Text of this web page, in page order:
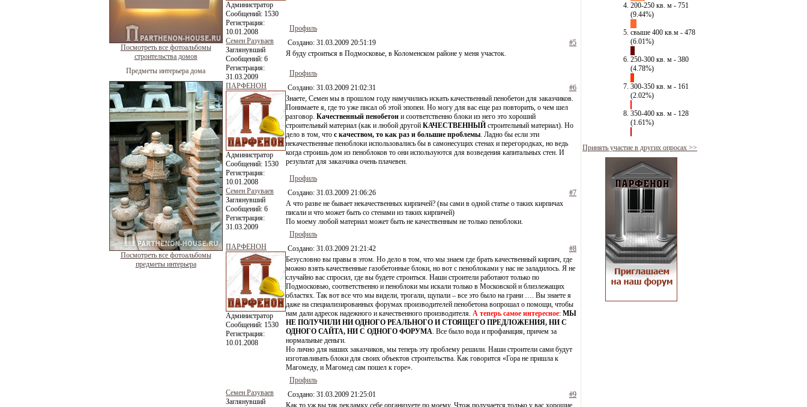
Посмотреть все фотоальбомы
строительства домов
Предметы интерьера дома
Посмотреть все фотоальбомы
предметы интерьера
Администратор
Сообщений: 1530
Регистрация:
10.01.2008
Профиль
Семен Разуваев
Заглянувший
Сообщений: 6
Регистрация:
31.03.2009
Создано: 31.03.2009 20:51:19
#5
Я буду строиться в Подмосковье, в Коломенском районе у меня участок.
Профиль
ПАРФЕНОН
Администратор
Сообщений: 1530
Регистрация:
10.01.2008
Создано: 31.03.2009 21:02:31
#6
Знаете, Семен мы в прошлом году намучились искать качественный пенобетон для заказчиков.
Понимаете я, где то уже писал об этой эпопеи. Но могу для вас еще раз повторить, о чем шел
разговор. Качественный пенобетон и соответственно блоки из него это хороший
строительный материал (как и любой другой КАЧЕСТВЕННЫЙ строительный материал). Но
дело в том, что с качеством, то как раз и большие проблемы. Ладно бы если эти
некачественные пеноблоки использовались бы в самонесущих стенах и перегородках, но ведь
когда строишь дом из пеноблоков то они используются для возведения капитальных стен. И
результат для заказчика очень плачевен.
Профиль
Семен Разуваев
Заглянувший
Сообщений: 6
Регистрация:
31.03.2009
Создано: 31.03.2009 21:06:26
#7
А что разве не бывает некачественных кирпичей? (вы сами в одной статье о таких кирпичах
писали и что может быть со стенами из таких кирпичей)
По моему любой материал может быть не качественным не только пеноблоки.
Профиль
ПАРФЕНОН
Администратор
Сообщений: 1530
Регистрация:
10.01.2008
Создано: 31.03.2009 21:21:42
#8
Безусловно вы правы в этом. Но дело в том, что мы знаем где брать качественный кирпич, где
можно взять качественные газобетонные блоки, но вот с пеноблоками у нас не заладилось. Я не
случайно вас спросил, где вы будете строиться. Наши строители работают только по
Подмосковью, соответственно и пеноблоки мы искали только в Московской и близлежащих
областях. Так вот все что мы видели, трогали, щупали – все это было на грани …. Вы знаете я
даже на специализированных форумах производителей пенобетона вопрошал о помощи, чтобы
нам дали адресок надежного и качественного производителя. А теперь самое интересное: МЫ
НЕ ПОЛУЧИЛИ НИ ОДНОГО РЕАЛЬНОГО И СТОЯЩЕГО ПРЕДЛОЖЕНИЯ, НИ С
ОДНОГО САЙТА, НИ С ОДНОГО ФОРУМА. Все было вода и профанация, причем за
нормальные деньги.
Но лично для наших заказчиков, мы теперь эту проблему решили. Наши строители сами будут
изготавливать блоки для своих объектов строительства. Как говорится «Гора не пришла к
Магомеду, и Магомед сам пошел к горе».
Профиль
Семен Разуваев
Заглянувший
Создано: 31.03.2009 21:25:01
#9
Как то уж вы так рекламку себе организуете по моему. Чтож получается только у вас хорошие
200-250 кв. м - 751
(9.44%)
свыше 400 кв.м - 478
(6.01%)
250-300 кв. м - 380
(4.78%)
300-350 кв. м - 161
(2.02%)
350-400 кв. м - 128
(1.61%)
Принять участие в других опросах >>